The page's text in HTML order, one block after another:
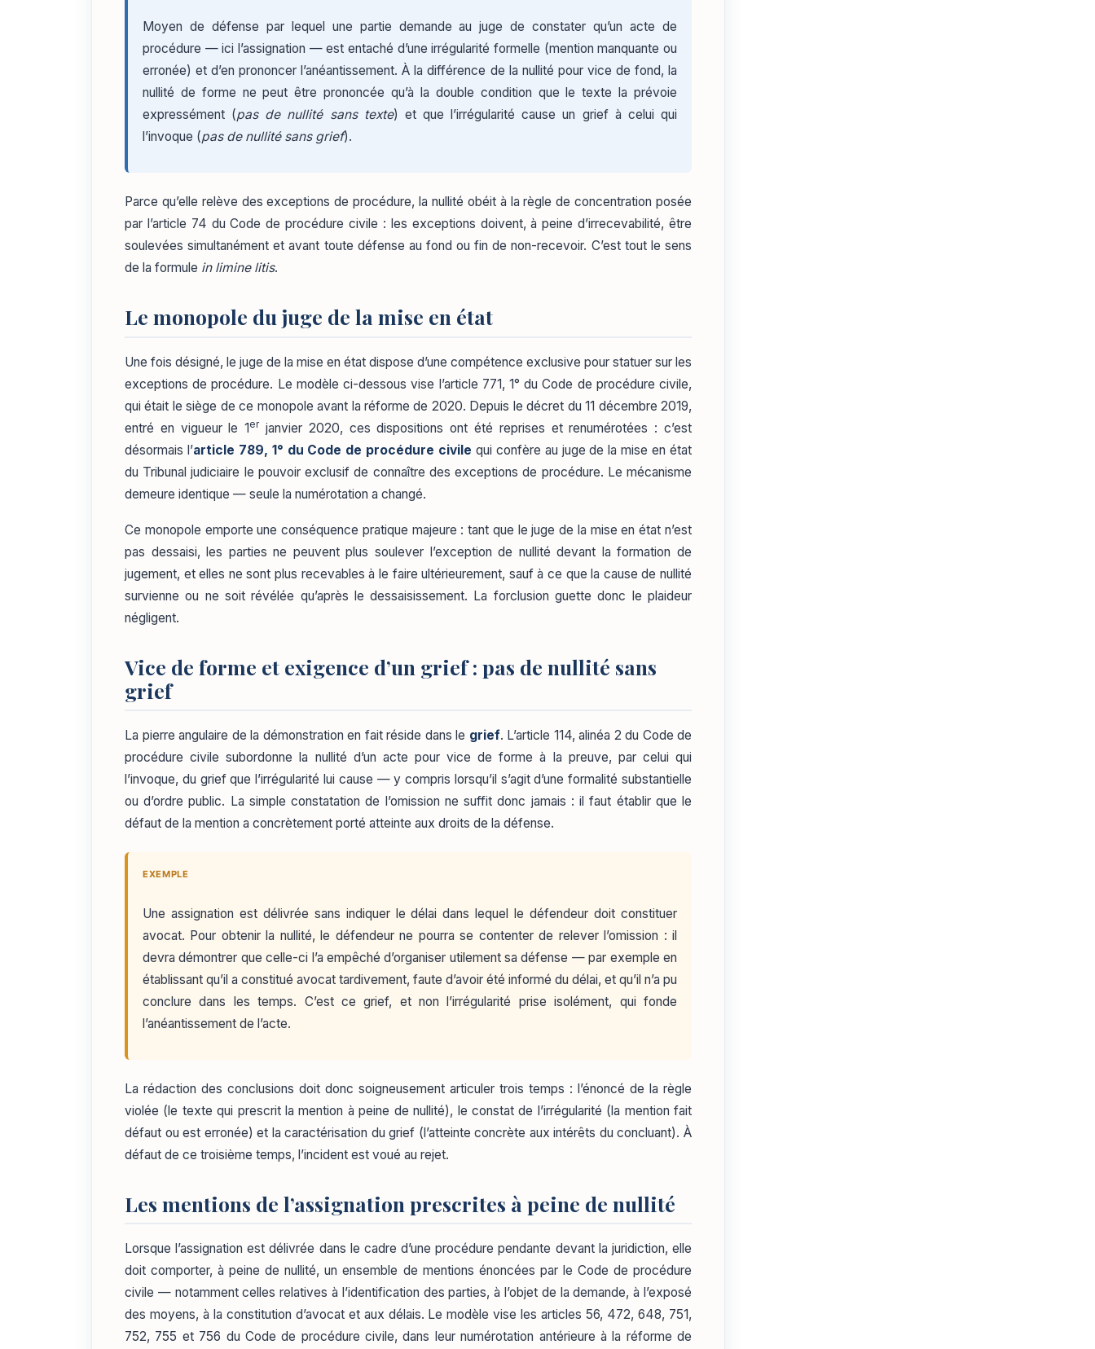
Moyen de défense par lequel une partie demande au juge de constater qu’un acte de
procédure — ici l’assignation — est entaché d’une irrégularité formelle (mention manquante ou
erronée) et d’en prononcer l’anéantissement. À la différence de la nullité pour vice de fond, la
nullité de forme ne peut être prononcée qu’à la double condition que le texte la prévoie
expressément (pas de nullité sans texte) et que l’irrégularité cause un grief à celui qui
l’invoque (pas de nullité sans grief).
Parce qu’elle relève des exceptions de procédure, la nullité obéit à la règle de concentration posée
par l’article 74 du Code de procédure civile : les exceptions doivent, à peine d’irrecevabilité, être
soulevées simultanément et avant toute défense au fond ou fin de non-recevoir. C’est tout le sens
de la formule in limine litis.
Le monopole du juge de la mise en état
Une fois désigné, le juge de la mise en état dispose d’une compétence exclusive pour statuer sur les
exceptions de procédure. Le modèle ci-dessous vise l’article 771, 1° du Code de procédure civile,
qui était le siège de ce monopole avant la réforme de 2020. Depuis le décret du 11 décembre 2019,
entré en vigueur le 1er janvier 2020, ces dispositions ont été reprises et renumérotées : c’est
désormais l’article 789, 1° du Code de procédure civile qui confère au juge de la mise en état
du Tribunal judiciaire le pouvoir exclusif de connaître des exceptions de procédure. Le mécanisme
demeure identique — seule la numérotation a changé.
Ce monopole emporte une conséquence pratique majeure : tant que le juge de la mise en état n’est
pas dessaisi, les parties ne peuvent plus soulever l’exception de nullité devant la formation de
jugement, et elles ne sont plus recevables à le faire ultérieurement, sauf à ce que la cause de nullité
survienne ou ne soit révélée qu’après le dessaisissement. La forclusion guette donc le plaideur
négligent.
Vice de forme et exigence d’un grief : pas de nullité sans
grief
La pierre angulaire de la démonstration en fait réside dans le grief. L’article 114, alinéa 2 du Code de
procédure civile subordonne la nullité d’un acte pour vice de forme à la preuve, par celui qui
l’invoque, du grief que l’irrégularité lui cause — y compris lorsqu’il s’agit d’une formalité substantielle
ou d’ordre public. La simple constatation de l’omission ne suffit donc jamais : il faut établir que le
défaut de la mention a concrètement porté atteinte aux droits de la défense.
EXEMPLE
Une assignation est délivrée sans indiquer le délai dans lequel le défendeur doit constituer
avocat. Pour obtenir la nullité, le défendeur ne pourra se contenter de relever l’omission : il
devra démontrer que celle-ci l’a empêché d’organiser utilement sa défense — par exemple en
établissant qu’il a constitué avocat tardivement, faute d’avoir été informé du délai, et qu’il n’a pu
conclure dans les temps. C’est ce grief, et non l’irrégularité prise isolément, qui fonde
l’anéantissement de l’acte.
La rédaction des conclusions doit donc soigneusement articuler trois temps : l’énoncé de la règle
violée (le texte qui prescrit la mention à peine de nullité), le constat de l’irrégularité (la mention fait
défaut ou est erronée) et la caractérisation du grief (l’atteinte concrète aux intérêts du concluant). À
défaut de ce troisième temps, l’incident est voué au rejet.
Les mentions de l’assignation prescrites à peine de nullité
Lorsque l’assignation est délivrée dans le cadre d’une procédure pendante devant la juridiction, elle
doit comporter, à peine de nullité, un ensemble de mentions énoncées par le Code de procédure
civile — notamment celles relatives à l’identification des parties, à l’objet de la demande, à l’exposé
des moyens, à la constitution d’avocat et aux délais. Le modèle vise les articles 56, 472, 648, 751,
752, 755 et 756 du Code de procédure civile, dans leur numérotation antérieure à la réforme de